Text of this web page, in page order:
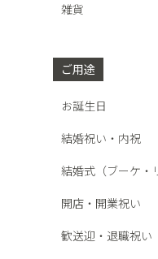
雑貨
ご用途
お誕生日
結婚祝い・内祝
結婚式（ブーケ・
開店・開業祝い
歓送迎・退職祝い